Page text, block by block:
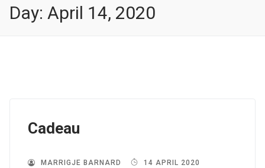
Day: April 14, 2020
Cadeau
MARRIGJE BARNARD 14 APRIL 2020